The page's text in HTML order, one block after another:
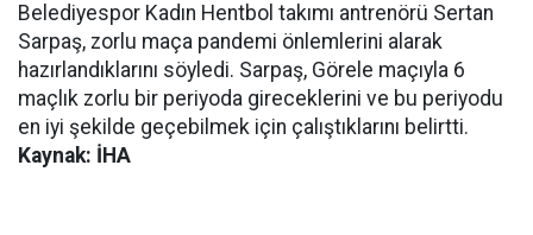
Belediyespor Kadın Hentbol takımı antrenörü Sertan
Sarpaş, zorlu maça pandemi önlemlerini alarak
hazırlandıklarını söyledi. Sarpaş, Görele maçıyla 6
maçlık zorlu bir periyoda gireceklerini ve bu periyodu
en iyi şekilde geçebilmek için çalıştıklarını belirtti.
Kaynak: İHA